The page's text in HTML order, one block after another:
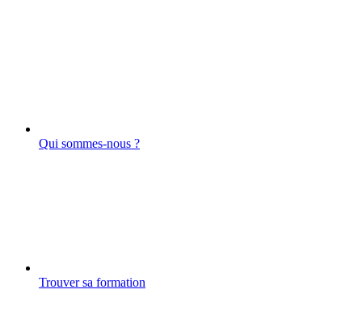
Qui sommes-nous ?
Trouver sa formation